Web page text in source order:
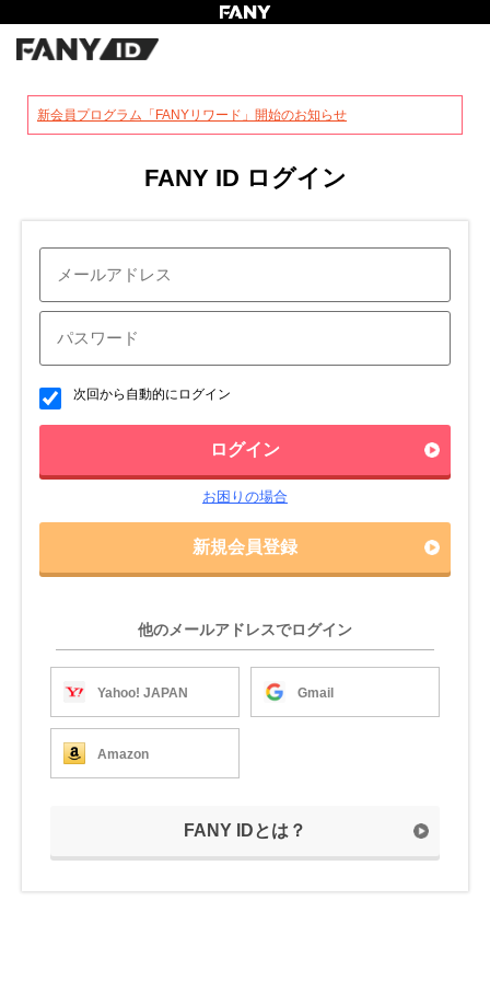
新会員プログラム「FANYリワード」開始のお知らせ
FANY ID ログイン
次回から自動的にログイン
ログイン
お困りの場合
新規会員登録
他のメールアドレスでログイン
Yahoo! JAPAN Gmail
Amazon
FANY IDとは？